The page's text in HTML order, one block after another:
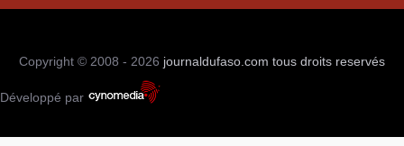
Copyright © 2008 - 2026 journaldufaso.com tous droits reservés
Développé par